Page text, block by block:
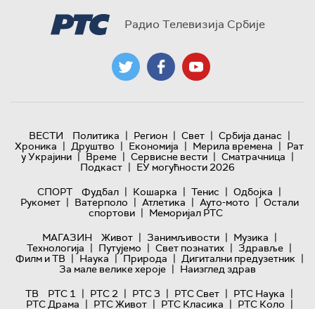
Радио Телевизија Србије
ВЕСТИ Политика | Регион | Свет | Србија данас |
Хроника | Друштво | Економија | Мерила времена | Рат
у Украјини | Време | Сервисне вести | Сматрачница |
Подкаст | ЕУ могућности 2026
СПОРТ
Фудбал | Кошарка | Тенис | Одбојка |
Рукомет | Ватерполо | Атлетика | Ауто-мото | Остали
спортови | Меморијал РТС
МАГАЗИН
Живот | Занимљивости | Музика |
Технологијa | Путујемо | Свет познатих | Здравље |
Филм и ТВ | Наука | Природа | Дигитални предузетник |
За мале велике хероје | Наизглед здрав
ТВ
РТС 1 | РТС 2 | РТС 3 | РТС Свет | РТС Наука |
РТС Драма | РТС Живот | РТС Класика | РТС Коло |